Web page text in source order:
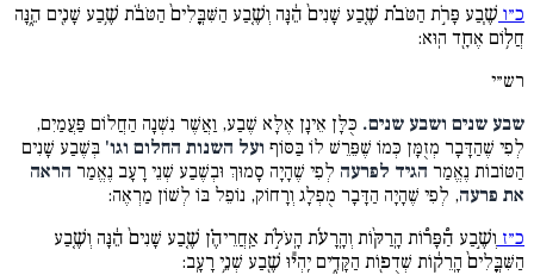
כ״ו שֶׁ֧בַע פָּרֹ֣ת הַטֹּבֹ֗ת שֶׁ֤בַע שָׁנִים֙ הֵ֔נָּה וְשֶׁ֤בַע הַשִּׁבֳּלִים֙ הַטֹּבֹ֔ת שֶׁ֥בַע שָׁנִ֖ים הֵ֑נָּה
חֲל֥וֹם אֶחָ֖ד הֽוּא:
רש״י
שבע שנים ושבע שנים. כֻּלָּן אֵינָן אֶלָּא שֶׁבַע, וַאֲשֶׁר נִשְׁנָה הַחֲלוֹם פַּעֲמַיִם,
לְפִי שֶׁהַדָּבָר מְזֻמָּן כְּמוֹ שֶׁפֵּרֵשׁ לוֹ בַּסּוֹף ועל השנות החלום וגו' בְּשֶׁבַע שָׁנִים
הַטּוֹבוֹת נֶאֱמַר הגיד לפרעה לְפִי שֶׁהָיָה סָמוּךְ וּבְשֶׁבַע שְׁנֵי רָעָב נֶאֱמַר הראה
את פרעה, לְפִי שֶׁהָיָה הַדָּבָר מֻפְלָג וְרָחוֹק, נוֹפֵל בּוֹ לְשׁוֹן מַרְאֶה:
כ״ז וְשֶׁ֣בַע הַ֠פָּר֠וֹת הָֽרַקּ֨וֹת וְהָֽרָעֹ֜ת הָֽעֹלֹ֣ת אַֽחֲרֵיהֶ֗ן שֶׁ֤בַע שָׁנִים֙ הֵ֔נָּה וְשֶׁ֤בַע
הַשִּׁבֳּלִים֙ הָֽרֵק֔וֹת שְׁדֻפ֖וֹת הַקָּדִ֑ים יִֽהְי֕וּ שֶׁ֖בַע שְׁנֵ֥י רָעָֽב: